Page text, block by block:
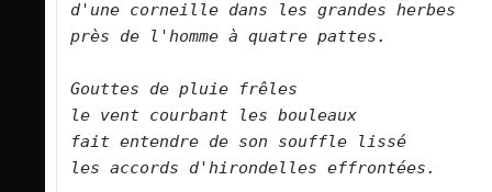
d'une corneille dans les grandes
près de l'homme à quatre pattes.
Gouttes de pluie frêles
le vent courbant les bouleaux
fait entendre de son souffle lissé
les accords d'hirondelles effrontées.